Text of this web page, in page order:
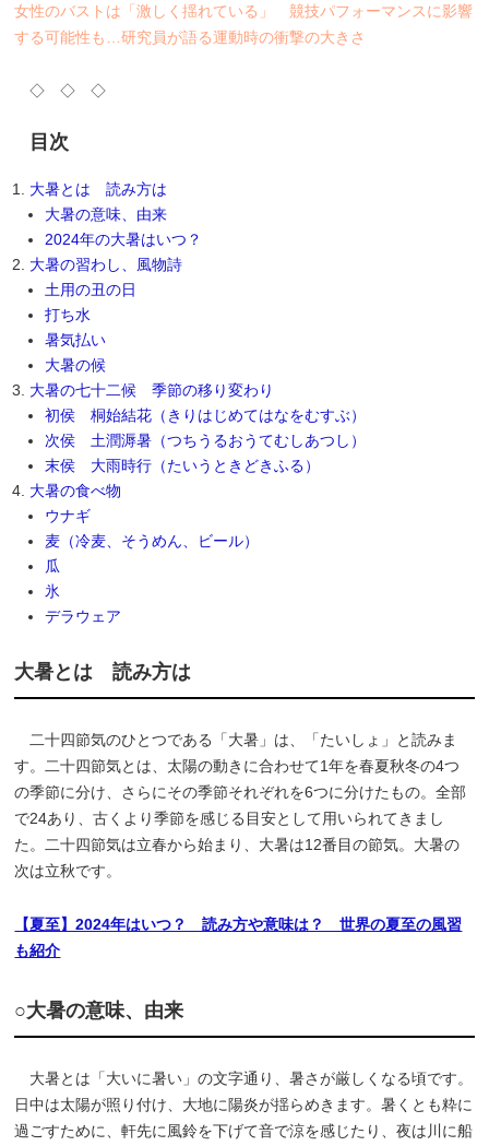
女性のバストは「激しく揺れている」 競技パフォーマンスに影響
する可能性も…研究員が語る運動時の衝撃の大きさ
◇ ◇ ◇
目次
大暑とは 読み方は
大暑の意味、由来
2024年の大暑はいつ？
大暑の習わし、風物詩
土用の丑の日
打ち水
暑気払い
大暑の候
大暑の七十二候 季節の移り変わり
初侯 桐始結花（きりはじめてはなをむすぶ）
次侯 土潤溽暑（つちうるおうてむしあつし）
末侯 大雨時行（たいうときどきふる）
大暑の食べ物
ウナギ
麦（冷麦、そうめん、ビール）
瓜
氷
デラウェア
大暑とは 読み方は
二十四節気のひとつである「大暑」は、「たいしょ」と読みま
す。二十四節気とは、太陽の動きに合わせて1年を春夏秋冬の4つ
の季節に分け、さらにその季節それぞれを6つに分けたもの。全部
で24あり、古くより季節を感じる目安として用いられてきまし
た。二十四節気は立春から始まり、大暑は12番目の節気。大暑の
次は立秋です。
【夏至】2024年はいつ？ 読み方や意味は？ 世界の夏至の風習
も紹介
○大暑の意味、由来
大暑とは「大いに暑い」の文字通り、暑さが厳しくなる頃です。
日中は太陽が照り付け、大地に陽炎が揺らめきます。暑くとも粋に
過ごすために、軒先に風鈴を下げて音で涼を感じたり、夜は川に船